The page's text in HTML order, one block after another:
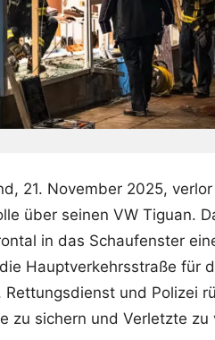
21. November 2025,
über seinen VW Tiguan.
in das Schaufenster
Hauptverkehrsstraße für
Rettungsdienst und Polizei
zu sichern und Verletzte zu